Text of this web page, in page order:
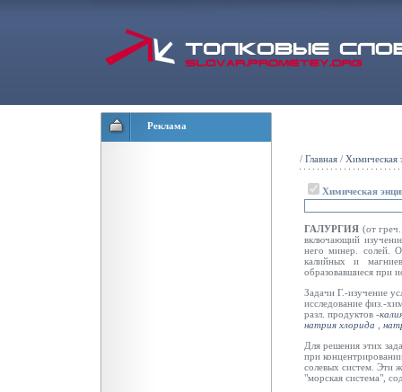
Реклама
/ Главная / Химическая
Химическая
ГАЛУРГИЯ (от
включающий
него минер. солей.
калийных и
образовавшиеся при
Задачи Г.-изучение
исследование физ.-
разл. продуктов -
натрия хлорида
Для решения этих
при
солевых систем. Эти
"морская система",